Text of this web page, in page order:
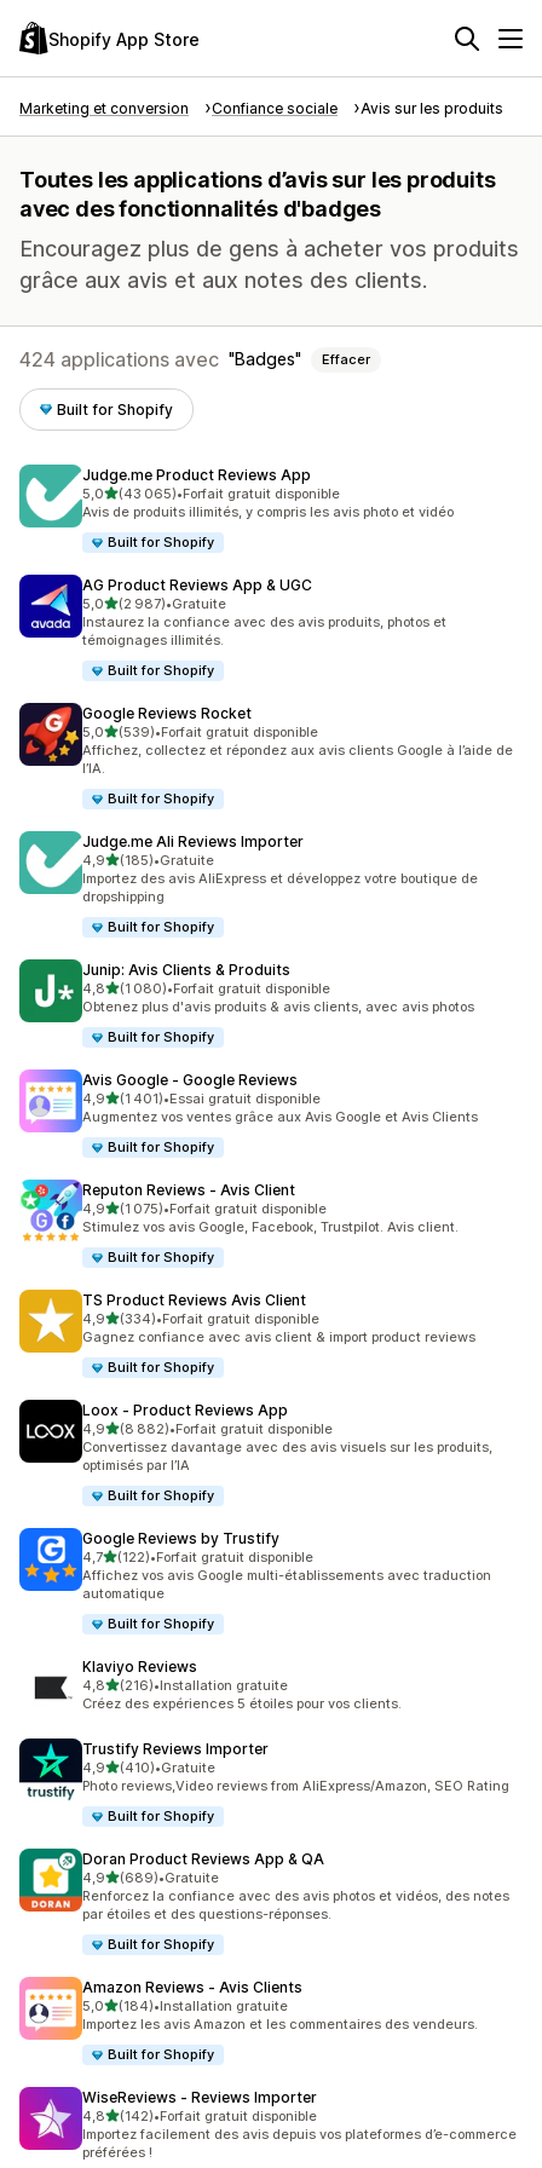
Shopify App Store
Marketing et conversion Confiance sociale Avis sur les produits
Toutes les applications d’avis sur les produits
avec des fonctionnalités d'badges
Encouragez plus de gens à acheter vos produits
grâce aux avis et aux notes des clients.
424 applications avec Badges Effacer
Built for Shopify
Judge.me Product Reviews App
5,0étoile(s) sur 5
(43 065)
43065 avis au total
•Forfait gratuit disponible
Avis de produits illimités, y compris les avis photo et vidéo
Built for Shopify
AG Product Reviews App & UGC
5,0étoile(s) sur 5
(2 987)
2987 avis au total
•Gratuite
Instaurez la confiance avec des avis produits, photos et
témoignages illimités.
Built for Shopify
Google Reviews Rocket
5,0étoile(s) sur 5
(539)
539 avis au total
•Forfait gratuit disponible
Affichez, collectez et répondez aux avis clients Google à l’aide de
l’IA.
Built for Shopify
Judge.me Ali Reviews Importer
4,9étoile(s) sur 5
(185)
185 avis au total
•Gratuite
Importez des avis AliExpress et développez votre boutique de
dropshipping
Built for Shopify
Junip: Avis Clients & Produits
4,8étoile(s) sur 5
(1 080)
1080 avis au total
•Forfait gratuit disponible
Obtenez plus d'avis produits & avis clients, avec avis photos
Built for Shopify
Avis Google ‑ Google Reviews
4,9étoile(s) sur 5
(1 401)
1401 avis au total
•Essai gratuit disponible
Augmentez vos ventes grâce aux Avis Google et Avis Clients
Built for Shopify
Reputon Reviews ‑ Avis Client
4,9étoile(s) sur 5
(1 075)
1075 avis au total
•Forfait gratuit disponible
Stimulez vos avis Google, Facebook, Trustpilot. Avis client.
Built for Shopify
TS Product Reviews Avis Client
4,9étoile(s) sur 5
(334)
334 avis au total
•Forfait gratuit disponible
Gagnez confiance avec avis client & import product reviews
Built for Shopify
Loox ‑ Product Reviews App
4,9étoile(s) sur 5
(8 882)
8882 avis au total
•Forfait gratuit disponible
Convertissez davantage avec des avis visuels sur les produits,
optimisés par l’IA
Built for Shopify
Google Reviews by Trustify
4,7étoile(s) sur 5
(122)
122 avis au total
•Forfait gratuit disponible
Affichez vos avis Google multi-établissements avec traduction
automatique
Built for Shopify
Klaviyo Reviews
4,8étoile(s) sur 5
(216)
216 avis au total
•Installation gratuite
Créez des expériences 5 étoiles pour vos clients.
Trustify Reviews Importer
4,9étoile(s) sur 5
(410)
410 avis au total
•Gratuite
Photo reviews,Video reviews from AliExpress/Amazon, SEO Rating
Built for Shopify
Doran Product Reviews App & QA
4,9étoile(s) sur 5
(689)
689 avis au total
•Gratuite
Renforcez la confiance avec des avis photos et vidéos, des notes
par étoiles et des questions-réponses.
Built for Shopify
Amazon Reviews ‑ Avis Clients
5,0étoile(s) sur 5
(184)
184 avis au total
•Installation gratuite
Importez les avis Amazon et les commentaires des vendeurs.
Built for Shopify
WiseReviews ‑ Reviews Importer
4,8étoile(s) sur 5
(142)
142 avis au total
•Forfait gratuit disponible
Importez facilement des avis depuis vos plateformes d’e-commerce
préférées !